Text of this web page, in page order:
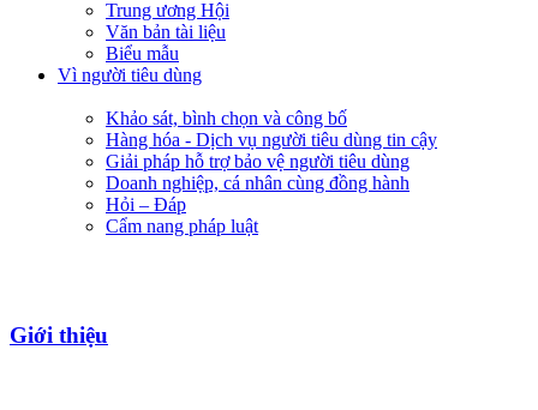
Trung ương Hội
Văn bản tài liệu
Biểu mẫu
Vì người tiêu dùng
Khảo sát, bình chọn và công bố
Hàng hóa - Dịch vụ người tiêu dùng tin cậy
Giải pháp hỗ trợ bảo vệ người tiêu dùng
Doanh nghiệp, cá nhân cùng đồng hành
Hỏi – Đáp
Cẩm nang pháp luật
Giới thiệu